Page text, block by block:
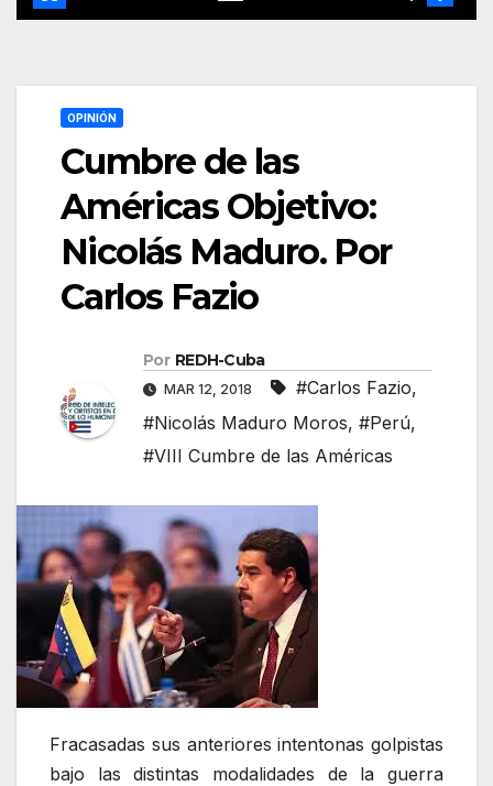
OPINIÓN
Cumbre de las
Américas Objetivo:
Nicolás Maduro. Por
Carlos Fazio
Por REDH-Cuba
MAR 12, 2018 #Carlos Fazio,
#Nicolás Maduro Moros, #Perú,
#VIII Cumbre de las Américas
Fracasadas sus anteriores intentonas golpistas
bajo las distintas modalidades de la guerra